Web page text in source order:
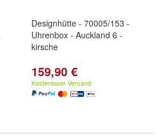
Designhütte - 70005/153 -
Uhrenbox - Auckland 6 -
kirsche
159,90 €
Kostenloser Versand